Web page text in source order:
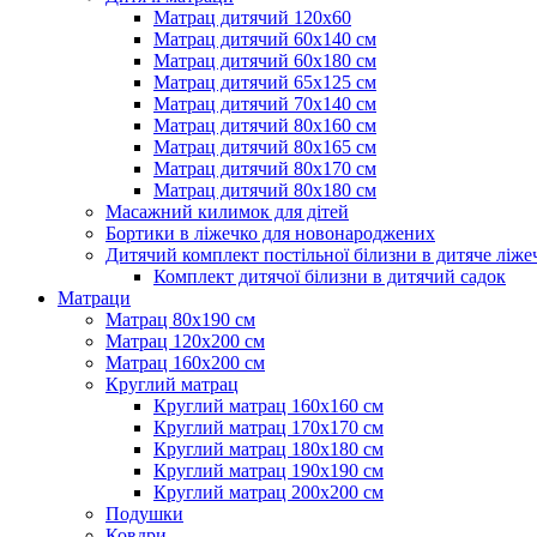
Матрац дитячий 120х60
Матрац дитячий 60х140 см
Матрац дитячий 60х180 см
Матрац дитячий 65х125 см
Матрац дитячий 70х140 см
Матрац дитячий 80х160 см
Матрац дитячий 80х165 см
Матрац дитячий 80х170 см
Матрац дитячий 80х180 см
Масажний килимок для дітей
Бортики в ліжечко для новонароджених
Дитячий комплект постільної білизни в дитяче
Комплект дитячої білизни в дитячий садок
Матраци
Матрац 80х190 см
Матрац 120х200 см
Матрац 160х200 см
Круглий матрац
Круглий матрац 160х160 см
Круглий матрац 170х170 см
Круглий матрац 180х180 см
Круглий матрац 190х190 см
Круглий матрац 200х200 см
Подушки